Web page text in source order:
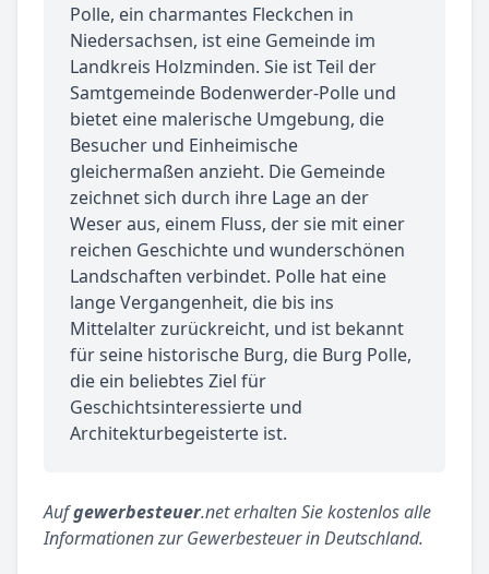
Polle, ein charmantes Fleckchen in
Niedersachsen, ist eine Gemeinde im
Landkreis Holzminden. Sie ist Teil der
Samtgemeinde Bodenwerder-Polle und
bietet eine malerische Umgebung, die
Besucher und Einheimische
gleichermaßen anzieht. Die Gemeinde
zeichnet sich durch ihre Lage an der
Weser aus, einem Fluss, der sie mit einer
reichen Geschichte und wunderschönen
Landschaften verbindet. Polle hat eine
lange Vergangenheit, die bis ins
Mittelalter zurückreicht, und ist bekannt
für seine historische Burg, die Burg Polle,
die ein beliebtes Ziel für
Geschichtsinteressierte und
Architekturbegeisterte ist.
Aufgewerbesteuer.net erhalten Sie kostenlos alle
Informationen zur Gewerbesteuer in Deutschland.